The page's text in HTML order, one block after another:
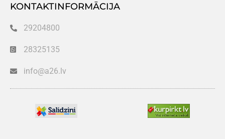
KONTAKTINFORMĀCIJA
29204800
28325135
info@a26.lv